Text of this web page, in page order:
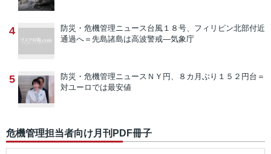
4 防災・危機管理ニュース台風１８号、フィリピン北部付近
通過へ＝先島諸島は高波警戒―気象庁
5 防災・危機管理ニュース ＮＹ円、８カ月ぶり１５２円台＝
対ユーロでは最安値
危機管理担当者向け月刊PDF冊子